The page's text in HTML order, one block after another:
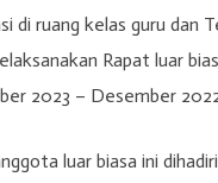
di ruang kelas guru dan
Rapat luar
2023 – Desember
luar biasa ini